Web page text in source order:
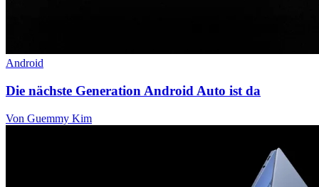
Android
Die nächste Generation Android Auto ist da
Von Guemmy Kim